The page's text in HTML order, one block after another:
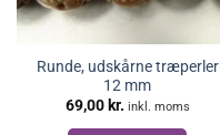
Runde, udskårne træperler
12 mm
69,00 kr. inkl. moms